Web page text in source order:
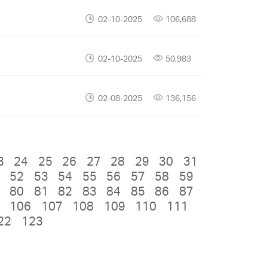
02-10-2025 106,688
02-10-2025 50,983
02-08-2025 136,156
24 25 26 27 28 29 30
31
52 53 54 55 56 57 58
59
80 81 82 83 84 85 86
87
106 107 108 109 110
111
123